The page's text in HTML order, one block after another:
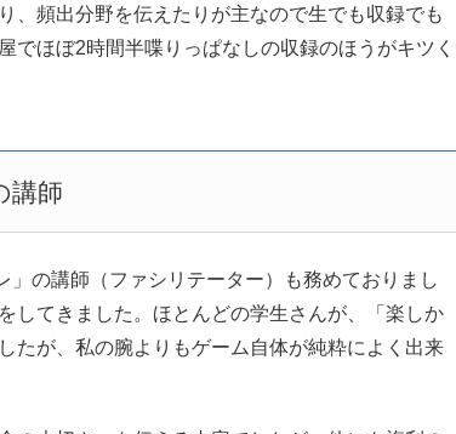
頻出分野を伝えたりが主なので生でも収録でも
でほぼ2時間半喋りっぱなしの収録のほうがキツく
講師
の講師（ファシリテーター）も務めておりまし
してきました。ほとんどの学生さんが、「楽しか
たが、私の腕よりもゲーム自体が純粋によく出来